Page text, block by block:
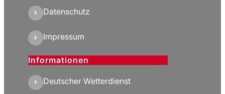
Datenschutz
Impressum
Informationen
Deutscher Wetterdienst